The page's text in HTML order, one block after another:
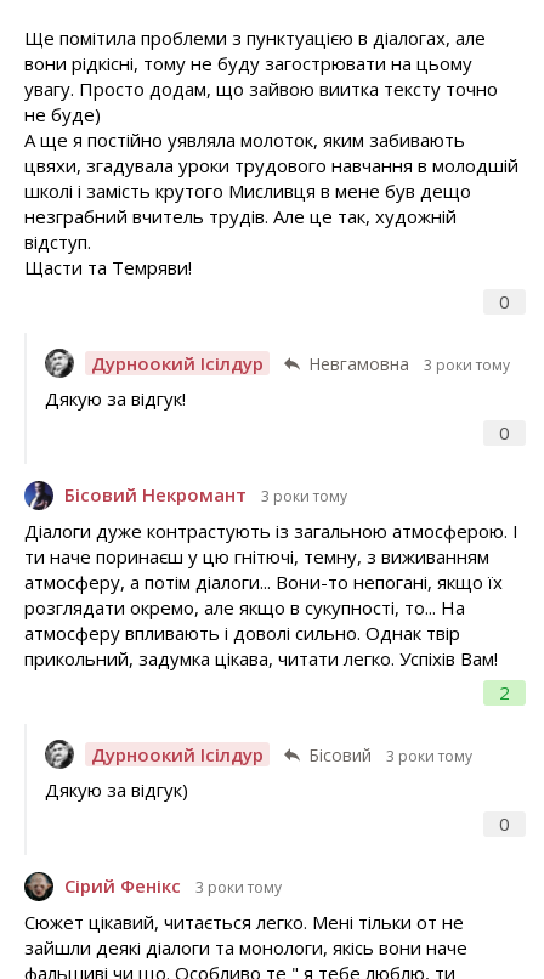
0
Ще помітила проблеми з пунктуацією в діалогах, але
вони рідкісні, тому не буду загострювати на цьому
увагу. Просто додам, що зайвою виитка тексту точно
не буде)
А ще я постійно уявляла молоток, яким забивають
цвяхи, згадувала уроки трудового навчання в молодшій
школі і замість крутого Мисливця в мене був дещо
незграбний вчитель трудів. Але це так, художній
відступ.
Щасти та Темряви!
Дурноокий Ісілдур Невгамовна 3 роки тому
0
Дякую за відгук!
Бісовий Некромант 3 роки тому
2
Діалоги дуже контрастують із загальною атмосферою. І
ти наче поринаєш у цю гнітючі, темну, з виживанням
атмосферу, а потім діалоги... Вони-то непогані, якщо їх
розглядати окремо, але якщо в сукупності, то... На
атмосферу впливають і доволі сильно. Однак твір
прикольний, задумка цікава, читати легко. Успіхів Вам!
Дурноокий Ісілдур Бісовий 3 роки тому
0
Дякую за відгук)
Сірий Фенікс 3 роки тому
Сюжет цікавий, читається легко. Мені тільки от не
зайшли деякі діалоги та монологи, якісь вони наче
фальшиві чи що. Особливо те " я тебе люблю, ти